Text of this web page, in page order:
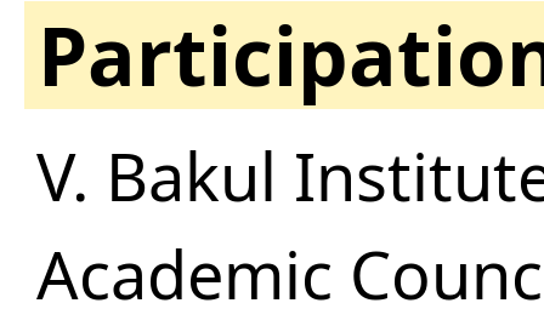
V. Bakul
Academic